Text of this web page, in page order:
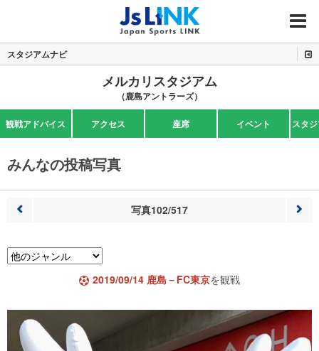
MENU
スタジアムナビ
メルカリスタジアム
（鹿島アントラーズ）
観戦アドバイス アクセス 座席 イベント スタ
みんなの投稿写真
写真102/517
2019/09/14 鹿島－FC東京を観戦